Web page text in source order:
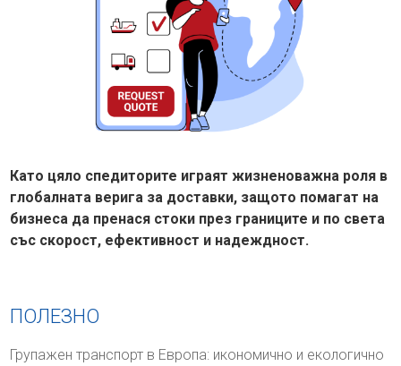
Като цяло спедиторите играят жизненоважна роля в
глобалната верига за доставки, защото помагат на
бизнеса да пренася стоки през границите и по света
със скорост, ефективност и надеждност.
ПОЛЕЗНО
Групажен транспорт в Европа: икономично и екологично